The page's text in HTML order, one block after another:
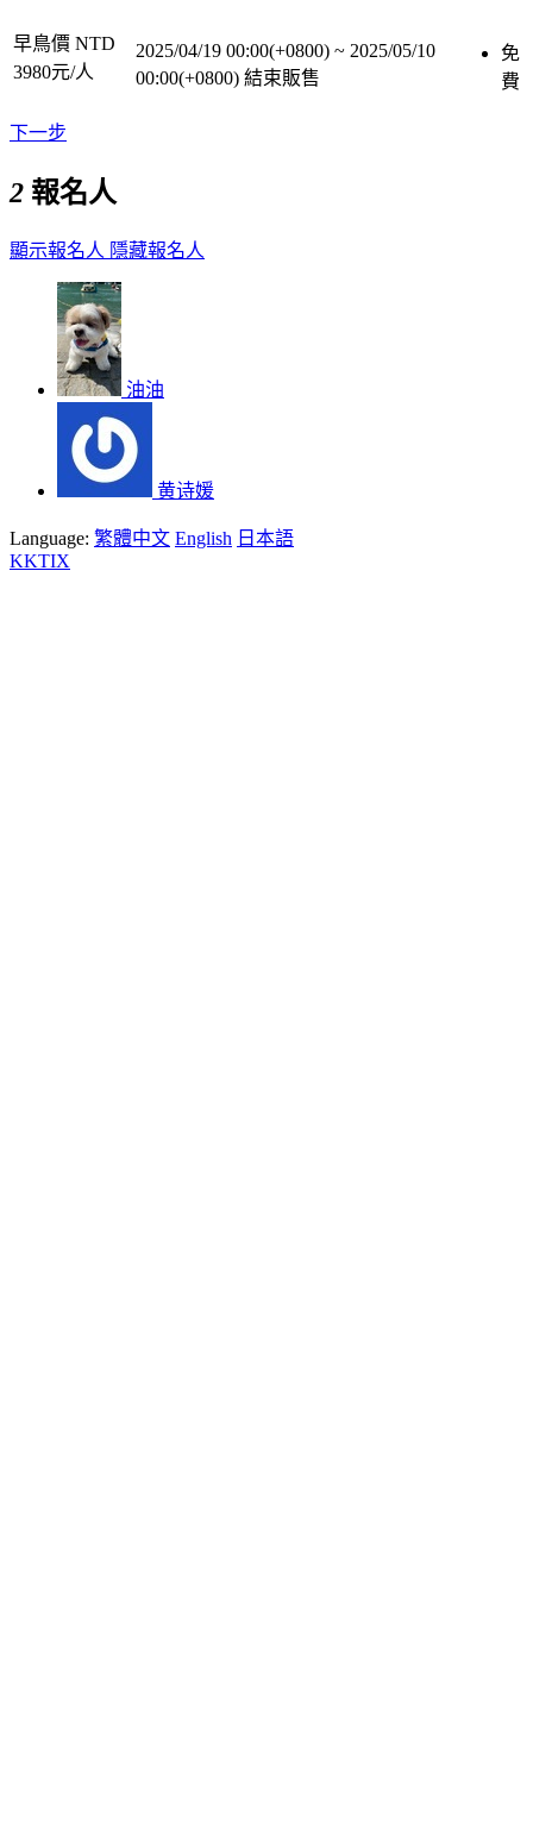
早鳥價 NTD
3980元/人
2025/04/19 00:00(+0800) ~ 2025/05/10
00:00(+0800) 結束販售
免
費
下一步
2 報名人
顯示報名人 隱藏報名人
油油
黄诗媛
Language: 繁體中文 English 日本語
KKTIX